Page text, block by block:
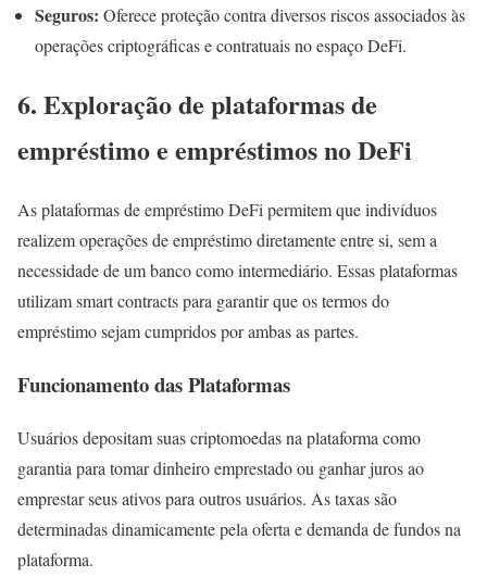
Seguros: Oferece proteção contra diversos riscos associados às
operações criptográficas e contratuais no espaço DeFi.
6. Exploração de plataformas de
empréstimo e empréstimos no DeFi
As plataformas de empréstimo DeFi permitem que indivíduos
realizem operações de empréstimo diretamente entre si, sem a
necessidade de um banco como intermediário. Essas plataformas
utilizam smart contracts para garantir que os termos do
empréstimo sejam cumpridos por ambas as partes.
Funcionamento das Plataformas
Usuários depositam suas criptomoedas na plataforma como
garantia para tomar dinheiro emprestado ou ganhar juros ao
emprestar seus ativos para outros usuários. As taxas são
determinadas dinamicamente pela oferta e demanda de fundos na
plataforma.